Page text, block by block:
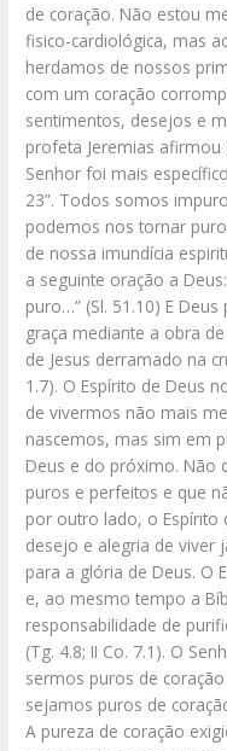
de coração. Não estou
fisico-cardiológica, mas
herdamos de nossos
com um coração
sentimentos, desejos e
profeta Jeremias afirmou
Senhor foi mais
23”. Todos somos
podemos nos tornar
de nossa imundícia
a seguinte oração a
puro…” (Sl. 51.10) E
graça mediante a obra
de Jesus derramado na
1.7). O Espírito de Deus
de vivermos não mais
nascemos, mas sim em
Deus e do próximo. Não
puros e perfeitos e que
por outro lado, o Espírito
desejo e alegria de viver
para a glória de Deus. O
e, ao mesmo tempo a
responsabilidade de
(Tg. 4.8; II Co. 7.1). O
sermos puros de
sejamos puros de
A pureza de coração